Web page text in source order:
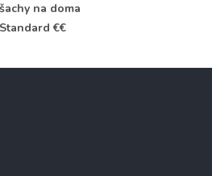
šachy na doma
Standard €€